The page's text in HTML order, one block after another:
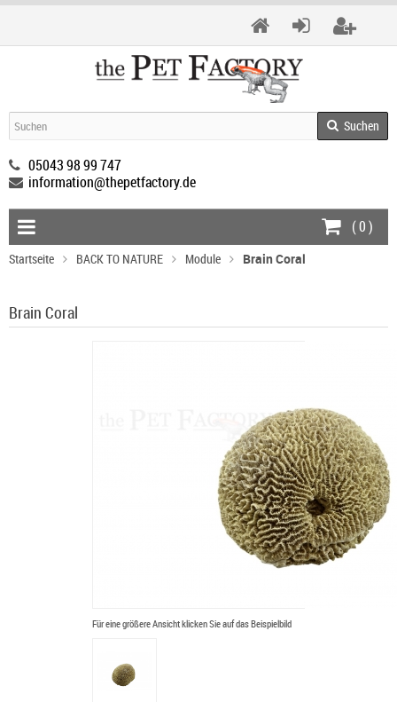
Suchen
05043 98 99 747
information@thepetfactory.de
(0)
Startseite BACK TO NATURE Module Brain Coral
Brain Coral
Für eine größere Ansicht klicken Sie auf das Beispielbild